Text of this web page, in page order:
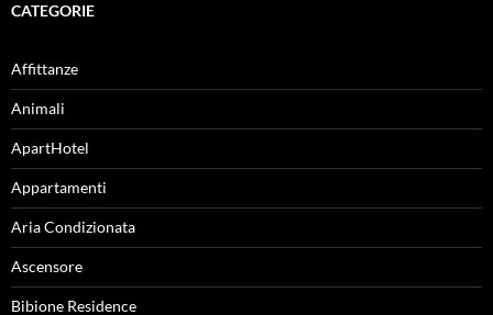
CATEGORIE
Affittanze
Animali
ApartHotel
Appartamenti
Aria Condizionata
Ascensore
Bibione Residence